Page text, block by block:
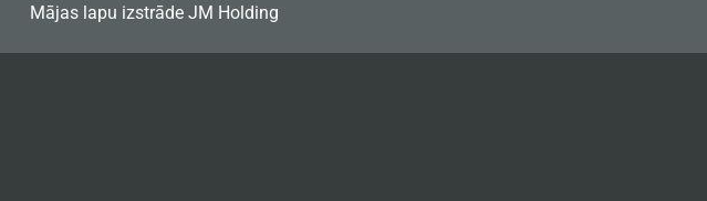
Mājas lapu izstrāde JM Holding